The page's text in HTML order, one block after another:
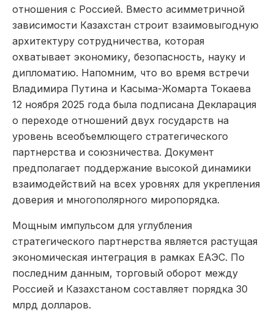
отношения с Россией. Вместо асимметричной
зависимости Казахстан строит взаимовыгодную
архитектуру сотрудничества, которая
охватывает экономику, безопасность, науку и
дипломатию. Напомним, что во время встречи
Владимира Путина и Касыма-Жомарта Токаева
12 ноября 2025 года была подписана Декларация
о переходе отношений двух государств на
уровень всеобъемлющего стратегического
партнерства и союзничества. Документ
предполагает поддержание высокой динамики
взаимодействий на всех уровнях для укрепления
доверия и многополярного миропорядка.
Мощным импульсом для углубления
стратегического партнерства является растущая
экономическая интеграция в рамках ЕАЭС. По
последним данным, торговый оборот между
Россией и Казахстаном составляет порядка 30
млрд долларов.